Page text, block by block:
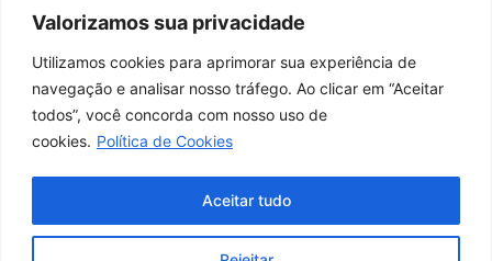
Valorizamos sua privacidade
Utilizamos cookies para aprimorar sua experiência de
navegação e analisar nosso tráfego. Ao clicar em “Aceitar
todos”, você concorda com nosso uso de
cookies. Política de Cookies
Aceitar tudo
Assessoria de comunicação:
Horários de atendimento:
Whatsapp: (21) 2569-2398